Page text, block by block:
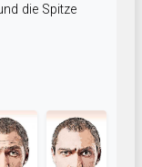
die Spitze